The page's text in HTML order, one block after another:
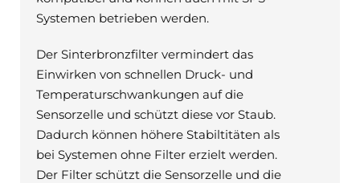
Systemen betrieben werden.
Der Sinterbronzfilter vermindert das
Einwirken von schnellen Druck- und
Temperaturschwankungen auf die
Sensorzelle und schützt diese vor Staub.
Dadurch können höhere Stabiltitäten als
bei Systemen ohne Filter erzielt werden.
Der Filter schützt die Sensorzelle und die